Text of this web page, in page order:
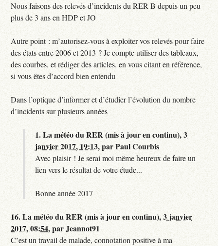
Nous faisons des relevés d’incidents du RER B depuis un peu
plus de 3 ans en HDP et JO
Autre point : m’autorisez-vous à exploiter vos relevés pour faire
des états entre 2006 et 2013 ? Je compte utiliser des tableaux,
des courbes, et rédiger des articles, en vous citant en référence,
si vous êtes d’accord bien entendu
Dans l’optique d’informer et d’étudier l’évolution du nombre
d’incidents sur plusieurs années
1.La météo du RER (mis à jour en continu),3
janvier 2017, 19:13,parPaul Courbis
Avec plaisir ! Je serai moi même heureux de faire un
lien vers le résultat de votre étude...
Bonne année 2017
16.La météo du RER (mis à jour en continu),3 janvier
2017, 08:54,parJeannot91
C’est un travail de malade, connotation positive à ma